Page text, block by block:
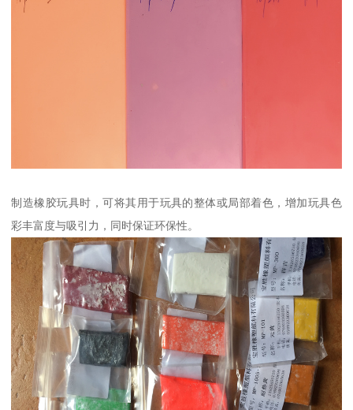
制造橡胶玩具时，可将其用于玩具的整体或局部着色，增加玩具色
彩丰富度与吸引力，同时保证环保性。